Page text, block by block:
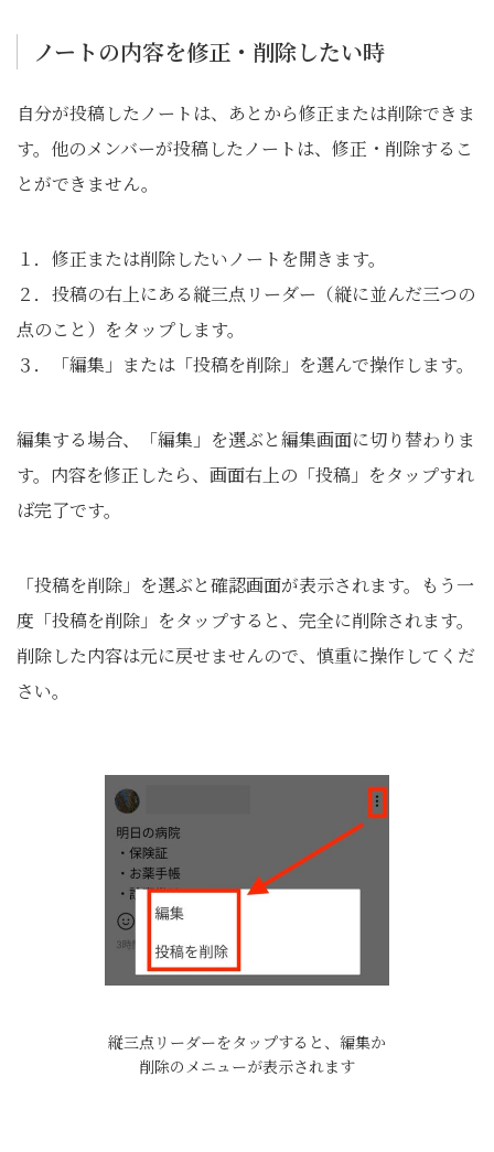
ノートの内容を修正・削除したい時
自分が投稿したノートは、あとから修正または削除できま
す。他のメンバーが投稿したノートは、修正・削除するこ
とができません。
１．修正または削除したいノートを開きます。
２．投稿の右上にある縦三点リーダー（縦に並んだ三つの
点のこと）をタップします。
３．「編集」または「投稿を削除」を選んで操作します。
編集する場合、「編集」を選ぶと編集画面に切り替わりま
す。内容を修正したら、画面右上の「投稿」をタップすれ
ば完了です。
「投稿を削除」を選ぶと確認画面が表示されます。もう一
度「投稿を削除」をタップすると、完全に削除されます。
削除した内容は元に戻せませんので、慎重に操作してくだ
さい。
縦三点リーダーをタップすると、編集か
削除のメニューが表示されます